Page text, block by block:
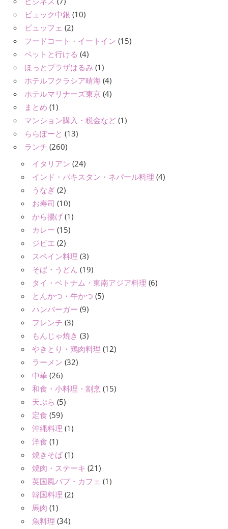
ビュック中銀 (10)
ビュッフェ (2)
フードコート・イートイン (15)
ペットと行ける (4)
ほっとプラザはるみ (1)
ホテルフクラシア晴海 (4)
ホテルマリナーズ東京 (4)
まとめ (1)
マンション購入・税金など (1)
ららぽーと (13)
ランチ (260)
イタリアン (24)
インド・パキスタン・ネパール料理 (4)
うなぎ (2)
お寿司 (10)
から揚げ (1)
カレー (15)
ジビエ (2)
スペイン料理 (3)
そば・うどん (19)
タイ・ベトナム・東南アジア料理 (6)
とんかつ・牛かつ (5)
ハンバーガー (9)
フレンチ (3)
もんじゃ焼き (3)
やきとり・鶏肉料理 (12)
ラーメン (32)
中華 (26)
和食・小料理・割烹 (15)
天ぷら (5)
定食 (59)
沖縄料理 (1)
洋食 (1)
焼きそば (1)
焼肉・ステーキ (21)
英国風パブ・カフェ (1)
韓国料理 (2)
馬肉 (1)
魚料理 (34)